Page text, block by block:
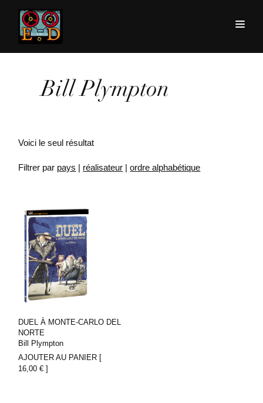
Bill Plympton
Voici le seul résultat
Filtrer par pays | réalisateur |ordre alphabétique
DUEL À MONTE-CARLO DEL
NORTE
Bill Plympton
AJOUTER AU PANIER [
16,00€ ]